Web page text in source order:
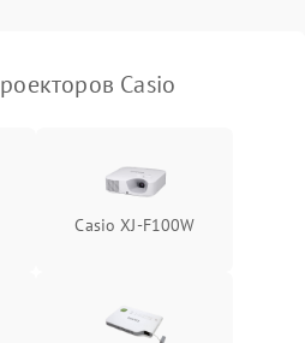
Casio
Casio XJ-F100W